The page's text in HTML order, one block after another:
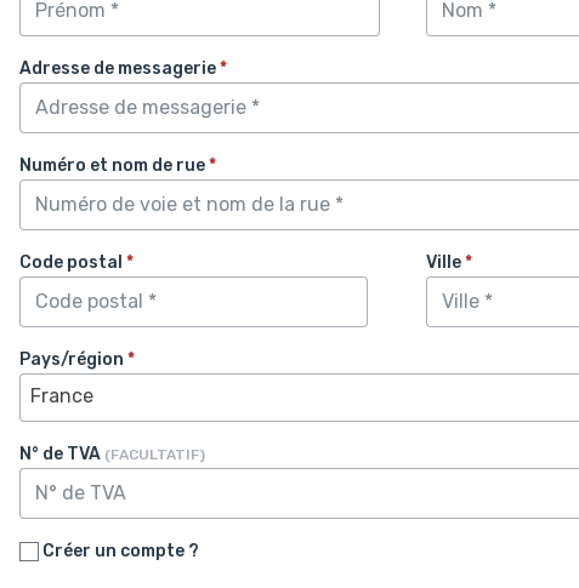
Adresse de messagerie*
Numéro et nom de rue*
Code postal * Ville*
Pays/région *
France
N° de TVA (FACULTATIF)
Créer un compte ?